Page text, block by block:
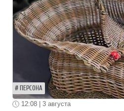
ПЕРСОНА
12:08 | 3 августа